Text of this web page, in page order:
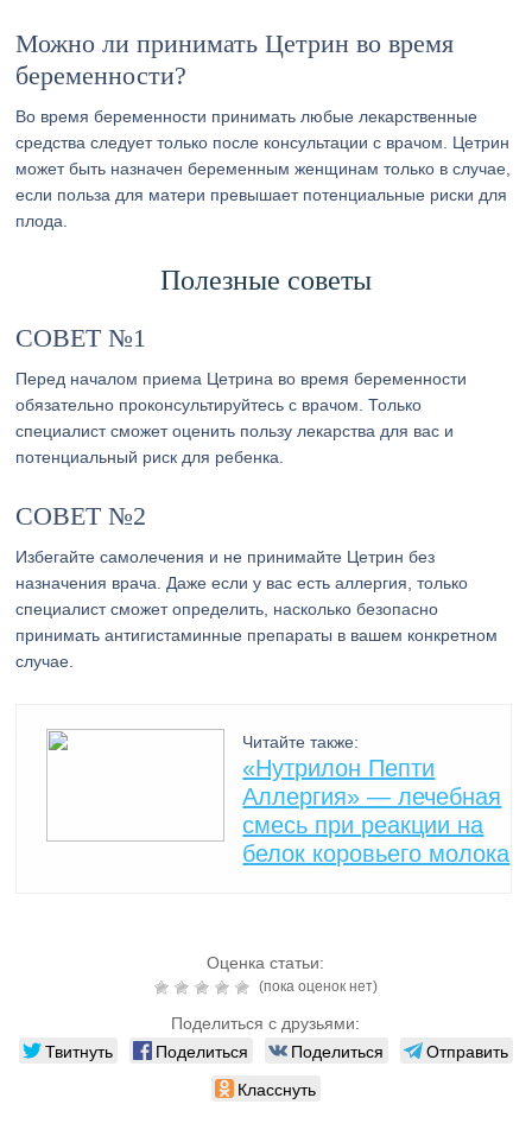
Можно ли принимать Цетрин во время
беременности?
Во время беременности принимать любые лекарственные
средства следует только после консультации с врачом. Цетрин
может быть назначен беременным женщинам только в случае,
если польза для матери превышает потенциальные риски для
плода.
Полезные советы
СОВЕТ №1
Перед началом приема Цетрина во время беременности
обязательно проконсультируйтесь с врачом. Только
специалист сможет оценить пользу лекарства для вас и
потенциальный риск для ребенка.
СОВЕТ №2
Избегайте самолечения и не принимайте Цетрин без
назначения врача. Даже если у вас есть аллергия, только
специалист сможет определить, насколько безопасно
принимать антигистаминные препараты в вашем конкретном
случае.
Читайте также:
«Нутрилон Пепти
Аллергия» — лечебная
смесь при реакции на
белок коровьего молока
Оценка статьи:
(пока оценок нет)
Поделиться с друзьями:
Твитнуть Поделиться Поделиться
Отправить
Класснуть